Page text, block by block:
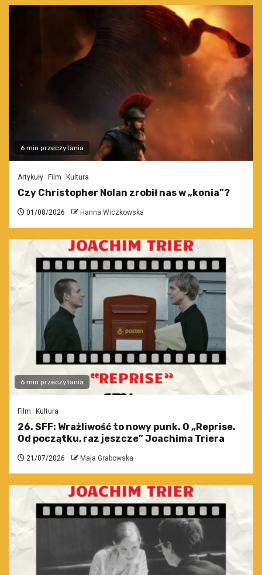
6 min przeczytania
Artykuły Film Kultura
Czy Christopher Nolan zrobił nas w „konia”?
01/08/2026 Hanna Wiczkowska
6 min przeczytania
Film Kultura
26. SFF: Wrażliwość to nowy punk. O „Reprise.
Od początku, raz jeszcze” Joachima Triera
21/07/2026 Maja Grabowska